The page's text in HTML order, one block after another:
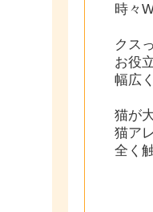
時々
クス
お役
幅広
猫が
猫ア
全く